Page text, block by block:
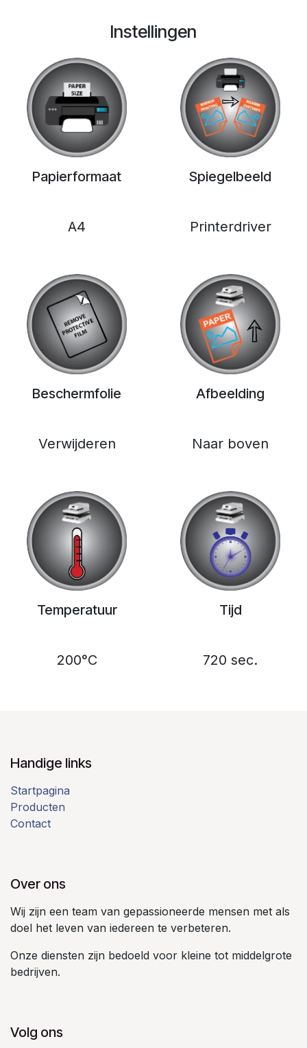
Instellingen
Papierformaat
A4
Spiegelbeeld
Printerdriver
Beschermfolie
Verwijderen
Afbeelding
Naar boven
Temperatuur
200°C
Tijd
720 sec.
Handige links
Startpagina
Producten
Contact
Over ons
Wij zijn een team van gepassioneerde mensen met als
doel het leven van iedereen te verbeteren.
Onze diensten zijn bedoeld voor kleine tot middelgrote
bedrijven.
Volg ons